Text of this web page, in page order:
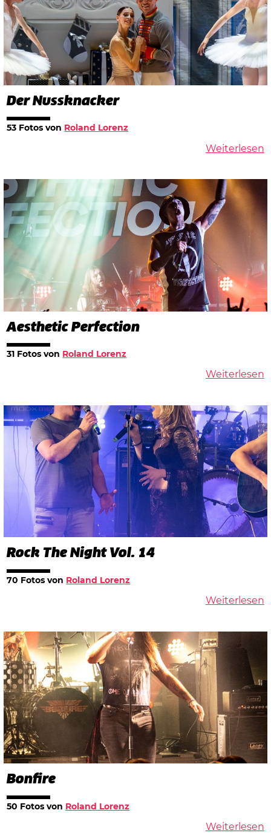
Der Nussknacker
53 Fotos von Roland Lorenz
Weiterlesen
Aesthetic Perfection
31 Fotos von Roland Lorenz
Weiterlesen
Rock The Night Vol. 14
70 Fotos von Roland Lorenz
Weiterlesen
Bonfire
50 Fotos von Roland Lorenz
Weiterlesen